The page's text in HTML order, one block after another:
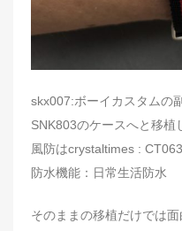
skx007:ボーイカスタムの
SNK803のケースへと移植
風防はcrystaltimes :
防水機能：日常生活防水
そのままの移植だけでは